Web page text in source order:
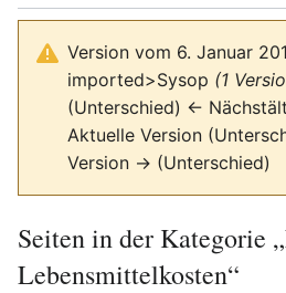
Version vom 6. Januar
imported>Sysop (1
(Unterschied) ←
Aktuelle Version
Version → (Unterschied)
Seiten in der Kategorie
Lebensmittelkosten“